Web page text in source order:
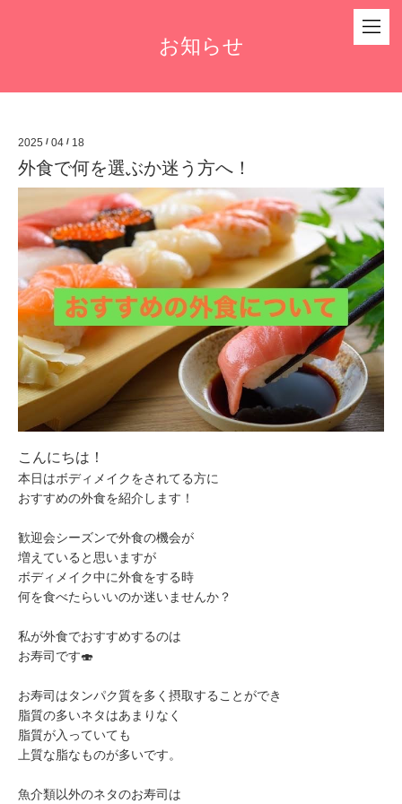
お知らせ
2025 / 04 / 18
外食で何を選ぶか迷う方へ！
こんにちは！
本日はボディメイクをされてる方に
おすすめの外食を紹介します！
歓迎会シーズンで外食の機会が
増えていると思いますが
ボディメイク中に外食をする時
何を食べたらいいのか迷いませんか？
私が外食でおすすめするのは
お寿司です🍣
お寿司はタンパク質を多く摂取することができ
脂質の多いネタはあまりなく
脂質が入っていても
上質な脂なものが多いです。
魚介類以外のネタのお寿司は